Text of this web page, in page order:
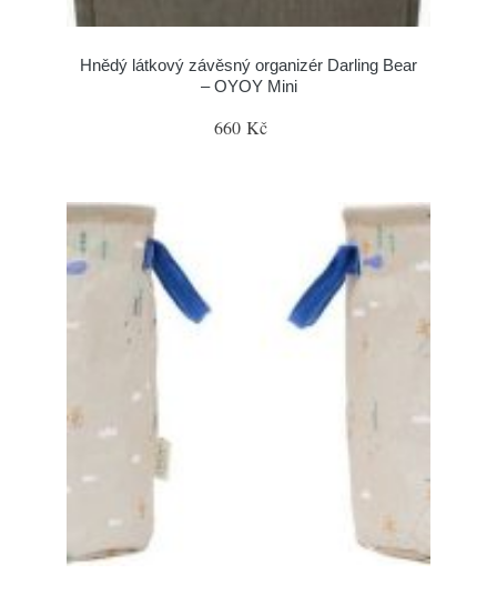
Hnědý látkový závěsný organizér Darling Bear
– OYOY Mini
660 Kč